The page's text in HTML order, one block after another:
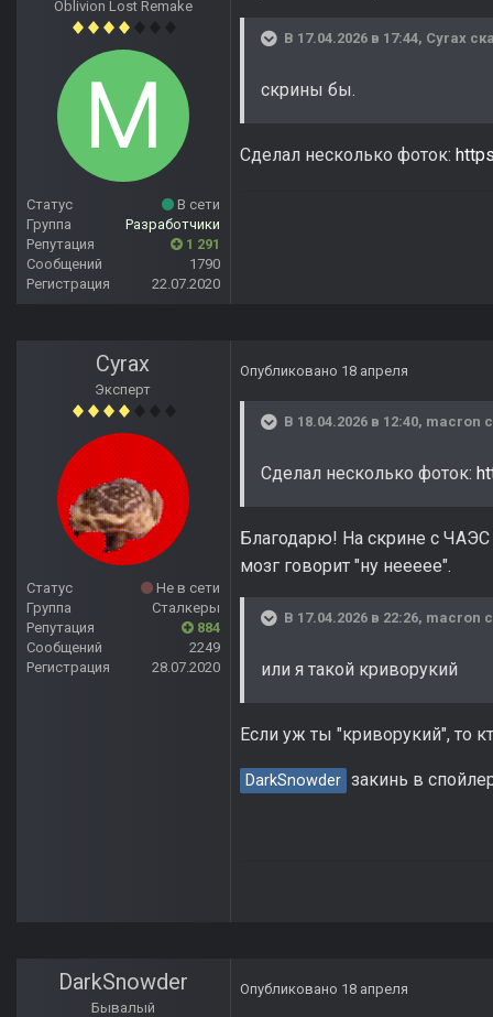
Oblivion Lost Remake
Статус
В сети
Группа
Разработчики
Репутация
1 291
Сообщений
1790
Регистрация
22.07.2020
В 17.04.2026 в 17:44, Cyrax
скрины бы.
Сделал несколько фоток:
Cyrax
Эксперт
Статус
Не в сети
Группа
Сталкеры
Репутация
884
Сообщений
2249
Регистрация
28.07.2020
Опубликовано 18 апреля
В 18.04.2026 в 12:40, macron
Сделал несколько фоток:
Благодарю! На скрине с ЧАЭС
мозг говорит "ну неееее".
В 17.04.2026 в 22:26, macron
или я такой криворукий
Если уж ты "криворукий", то
DarkSnowder закинь в
DarkSnowder
Бывалый
Опубликовано 18 апреля